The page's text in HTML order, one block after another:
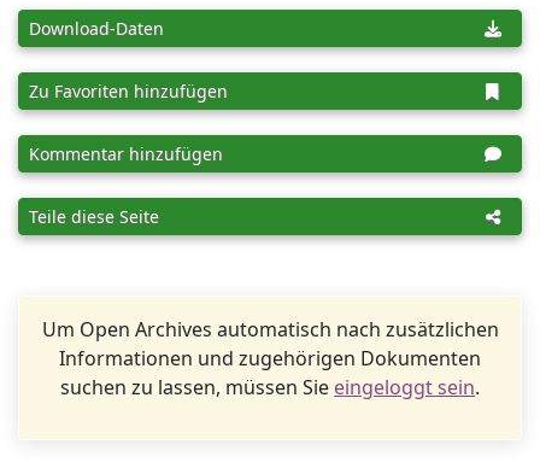
Download-Daten
Zu Favoriten hinzufügen
Kommentar hinzufügen
Teile diese Seite
Um Open Archives automatisch nach zusätzlichen
Informationen und zugehörigen Dokumenten
suchen zu lassen, müssen Sie eingeloggt sein.